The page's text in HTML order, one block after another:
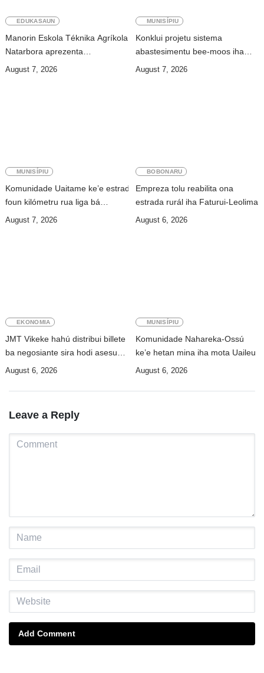
EDUKASAUN
Manorin Eskola Téknika Agríkola
Natarbora aprezenta
preokupasaun ba Xefe Estadu
August 7, 2026
MUNISÍPIU
Konklui projetu sistema
abastesimentu bee-moos iha
Lakluta, komunidade hahú
August 7, 2026
MUNISÍPIU
Komunidade Uaitame ke’e estrada
foun kilómetru rua liga bá
Uailalika
August 7, 2026
BOBONARU
Empreza tolu reabilita ona
estrada rurál iha Faturui-Leolima
August 6, 2026
EKONOMIA
JMT Vikeke hahú distribui billete
ba negosiante sira hodi asesu
August 6, 2026
MUNISÍPIU
Komunidade Nahareka-Ossú
ke’e hetan mina iha mota Uaileu
August 6, 2026
Leave a Reply
Add Comment